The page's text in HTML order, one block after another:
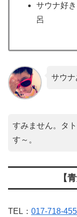
サウナ好
呂
サウナ
すみません。タ
す～。
【
TEL： 017-718-